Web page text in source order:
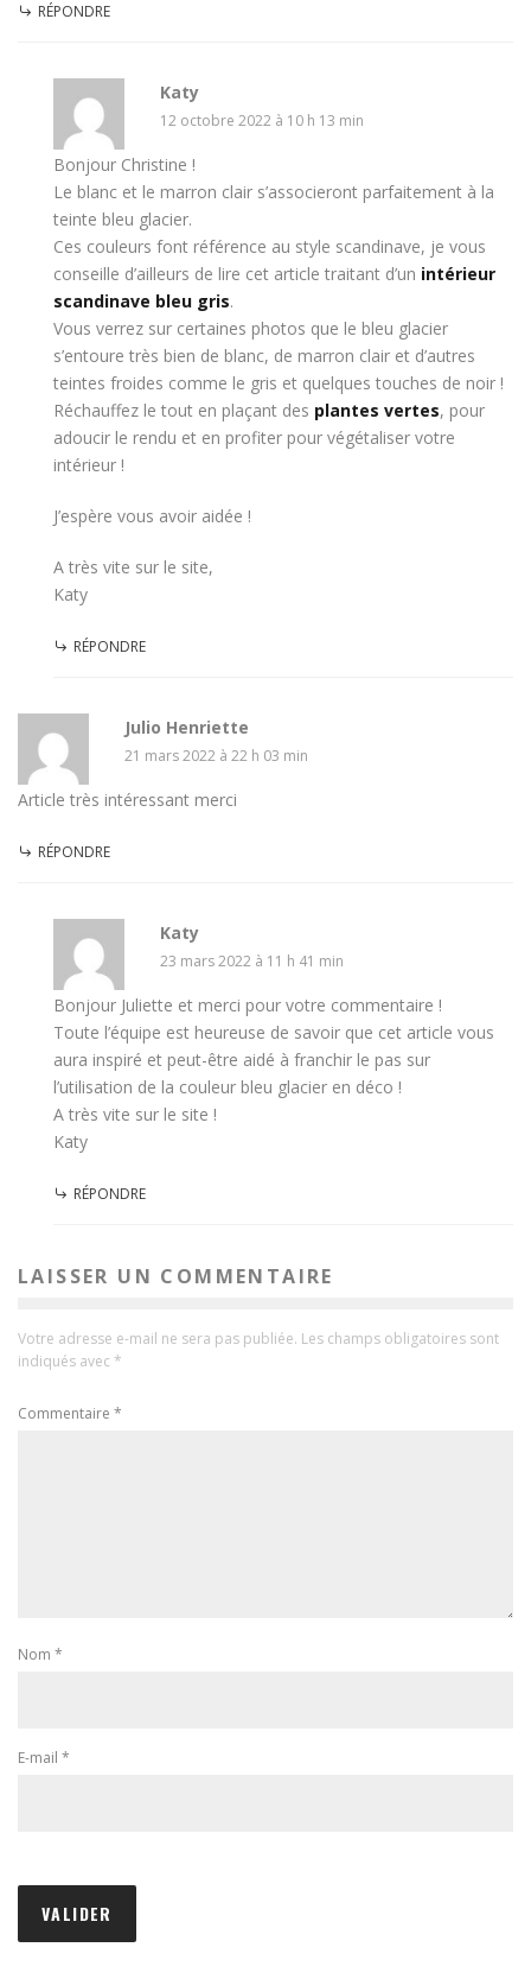
RÉPONDRE
Katy
12 octobre 2022 à 10 h 13 min
Bonjour Christine !
Le blanc et le marron clair s’associeront parfaitement à la
teinte bleu glacier.
Ces couleurs font référence au style scandinave, je vous
conseille d’ailleurs de lire cet article traitant d’un intérieur
scandinave bleu gris.
Vous verrez sur certaines photos que le bleu glacier
s’entoure très bien de blanc, de marron clair et d’autres
teintes froides comme le gris et quelques touches de noir !
Réchauffez le tout en plaçant des plantes vertes, pour
adoucir le rendu et en profiter pour végétaliser votre
intérieur !
J’espère vous avoir aidée !
A très vite sur le site,
Katy
RÉPONDRE
Julio Henriette
21 mars 2022 à 22 h 03 min
Article très intéressant merci
RÉPONDRE
Katy
23 mars 2022 à 11 h 41 min
Bonjour Juliette et merci pour votre commentaire !
Toute l’équipe est heureuse de savoir que cet article vous
aura inspiré et peut-être aidé à franchir le pas sur
l’utilisation de la couleur bleu glacier en déco !
A très vite sur le site !
Katy
RÉPONDRE
LAISSER UN COMMENTAIRE
Votre adresse e-mail ne sera pas publiée. Les champs obligatoires sont
indiqués avec *
Commentaire *
Nom *
E-mail *